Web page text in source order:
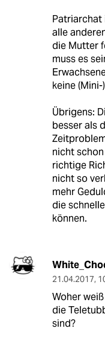
Patriarchat
alle
die Mutter
muss es
keine
Übrigens:
besser als
nicht
richtige
nicht so
mehr
die
können.
21.04.2017,
Woher
die
sind?